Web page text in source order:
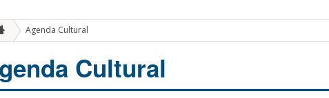
Agenda Cultural
Cultural